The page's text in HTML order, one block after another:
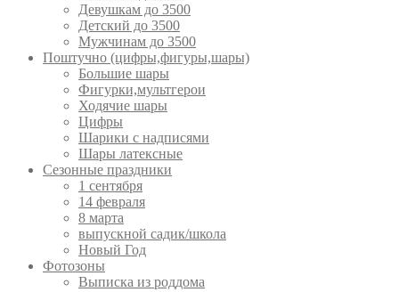
Девушкам до 3500
Детский до 3500
Мужчинам до 3500
Поштучно (цифры,фигуры,шары)
Большие шары
Фигурки,мультгерои
Ходячие шары
Цифры
Шарики с надписями
Шары латексные
Сезонные праздники
1 сентября
14 февраля
8 марта
выпускной садик/школа
Новый Год
Фотозоны
Выписка из роддома